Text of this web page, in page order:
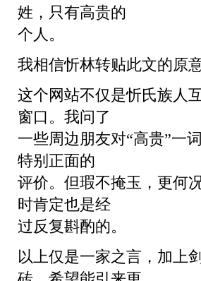
姓，只有高贵的
个人。
我相信忻林转贴此文的原
这个网站不仅是忻氏族人
窗口。我问了
一些周边朋友对“高贵”一
特别正面的
评价。但瑕不掩玉，更何
时肯定也是经
过反复斟酌的。
以上仅是一家之言，加上